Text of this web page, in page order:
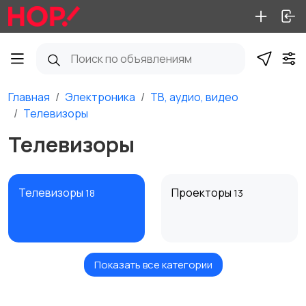
Главная Электроника
ТВ, аудио, видео
Телевизоры
Телевизоры
Телевизоры 18 Проекторы 13
Акустика, колонки,
Домашние
Показать все категории